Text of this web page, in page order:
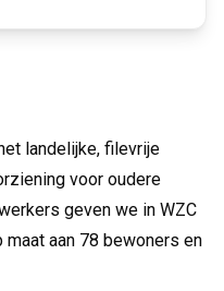
landelijke, filevrije
voor oudere
geven we in WZC
aan 78 bewoners en